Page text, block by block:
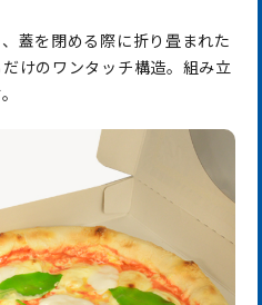
蓋を閉める際に折り畳まれた
けのワンタッチ構造。組み立